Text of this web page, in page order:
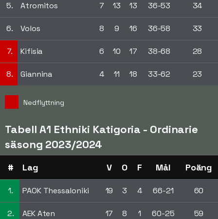
5. Atromitos 7 13 13 36-53 34
6. Volos 8 9 16 36-58 33
7. Kifisia 6 10 17 38-68 28
8. Giannina 4 11 18 33-62 23
Nedflyttning
Tabell A1 Ethniki Katigoria - Ordinarie
säsong 2023/2024
# Lag V O F Mål Poäng
1. PAOK Thessaloniki 19 3 4 66-21 60
2. AEK Aten 17 8 1 60-25 59